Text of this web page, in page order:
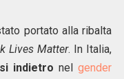
portato alla ribalta
Lives Matter. In Italia,
indietro nelgender